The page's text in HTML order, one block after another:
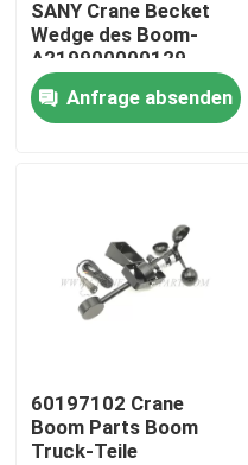
Qualitätskontrolle
Referenzen
Crane Electrical Parts
SANY Crane Becket
Wedge des Boom-
A219900000129
Anfrage absenden
60197102 Crane
Boom Parts Boom
Truck-Teile